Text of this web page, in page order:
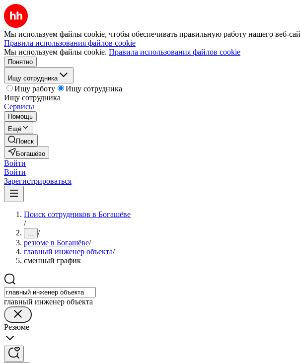
Мы используем файлы cookie, чтобы обеспечивать правильную работу нашего веб-
Правила использования файлов cookie
Мы используем файлы cookie. Правила использования файлов cookie
Понятно
Ищу сотрудника
Ищу работу
Ищу сотрудника
Ищу сотрудника
Сервисы
Помощь
Ещё
Поиск
Богашёво
Войти
Войти
Зарегистрироваться
Поиск сотрудников в Богашёве
/
... /
резюме в Богашёве/
главный инженер объекта/
сменный график
главный инженер объекта
Резюме